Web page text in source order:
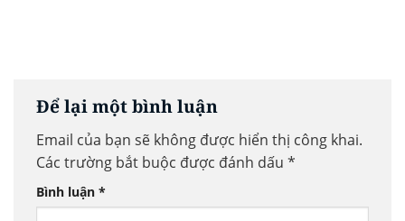
Để lại một bình luận
Email của bạn sẽ không được hiển thị công khai.
Các trường bắt buộc được đánh dấu *
Bình luận *